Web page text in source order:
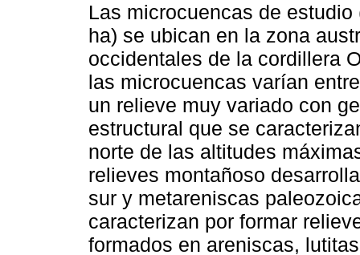
Las microcuencas de
ha) se ubican en la zona
occidentales de la cordillera
las microcuencas varían
un relieve muy variado con
estructural que se
norte de las altitudes
relieves montañoso
sur y metareniscas
caracterizan por formar
formados en areniscas,